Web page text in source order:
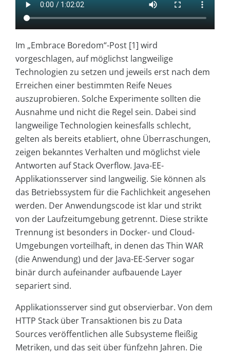
Im „Embrace Boredom“-Post [1] wird
vorgeschlagen, auf möglichst langweilige
Technologien zu setzen und jeweils erst nach dem
Erreichen einer bestimmten Reife Neues
auszuprobieren. Solche Experimente sollten die
Ausnahme und nicht die Regel sein. Dabei sind
langweilige Technologien keinesfalls schlecht,
gelten als bereits etabliert, ohne Überraschungen,
zeigen bekanntes Verhalten und möglichst viele
Antworten auf Stack Overflow. Java-EE-
Applikationsserver sind langweilig. Sie können als
das Betriebssystem für die Fachlichkeit angesehen
werden. Der Anwendungscode ist klar und strikt
von der Laufzeitumgebung getrennt. Diese strikte
Trennung ist besonders in Docker- und Cloud-
Umgebungen vorteilhaft, in denen das Thin WAR
(die Anwendung) und der Java-EE-Server sogar
binär durch aufeinander aufbauende Layer
separiert sind.
Applikationsserver sind gut observierbar. Von dem
HTTP Stack über Transaktionen bis zu Data
Sources veröffentlichen alle Subsysteme fleißig
Metriken, und das seit über fünfzehn Jahren. Die